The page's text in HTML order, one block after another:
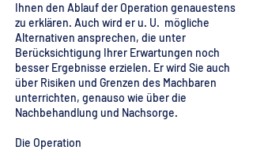
Ihnen den Ablauf der Operation genauestens
zu erklären. Auch wird er u. U. mögliche
Alternativen ansprechen, die unter
Berücksichtigung Ihrer Erwartungen noch
besser Ergebnisse erzielen. Er wird Sie auch
über Risiken und Grenzen des Machbaren
unterrichten, genauso wie über die
Nachbehandlung und Nachsorge.
Die Operation